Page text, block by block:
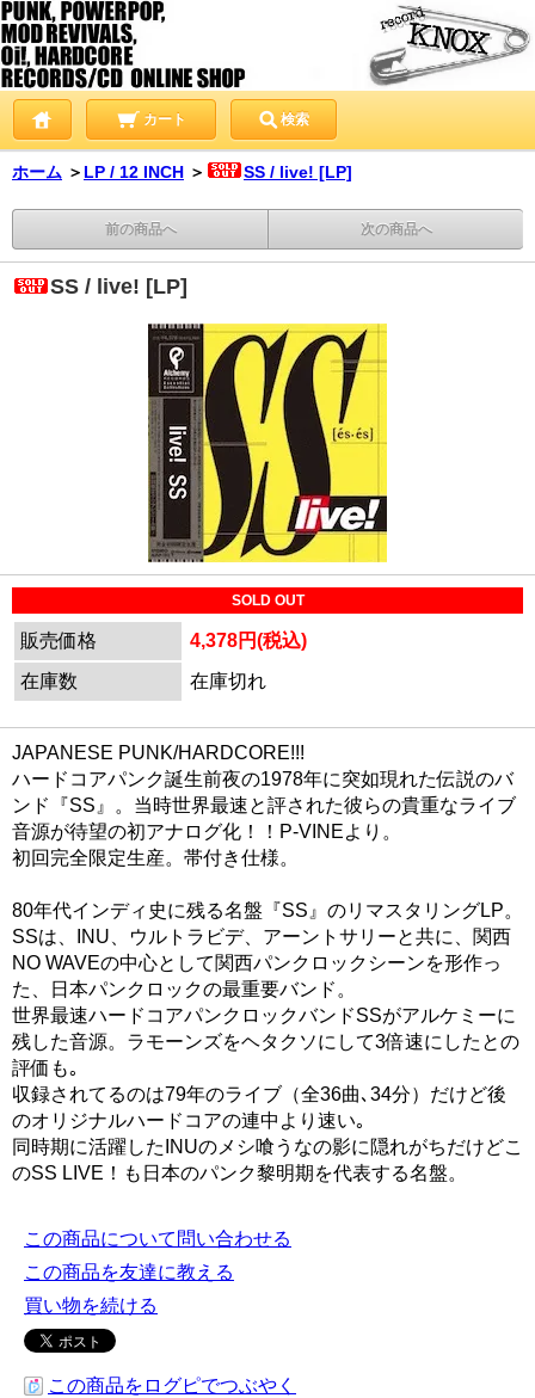
カート 検索
ホーム ＞ LP / 12 INCH ＞ SS / live! [LP]
前の商品へ 次の商品へ
SS / live! [LP]
SOLD OUT
販売価格
4,378円(税込)
在庫数
在庫切れ
JAPANESE PUNK/HARDCORE!!!
ハードコアパンク誕生前夜の1978年に突如現れた伝説のバ
ンド『SS』。当時世界最速と評された彼らの貴重なライブ
音源が待望の初アナログ化！！P-VINEより。
初回完全限定生産。帯付き仕様。
80年代インディ史に残る名盤『SS』のリマスタリングLP。
SSは、INU、ウルトラビデ、アーントサリーと共に、関西
NO WAVEの中心として関西パンクロックシーンを形作っ
た、日本パンクロックの最重要バンド。
世界最速ハードコアパンクロックバンドSSがアルケミーに
残した音源。ラモーンズをヘタクソにして3倍速にしたとの
評価も｡
収録されてるのは79年のライブ（全36曲､34分）だけど後
のオリジナルハードコアの連中より速い｡
同時期に活躍したINUのメシ喰うなの影に隠れがちだけどこ
のSS LIVE！も日本のパンク黎明期を代表する名盤。
この商品について問い合わせる
この商品を友達に教える
買い物を続ける
この商品をログピでつぶやく